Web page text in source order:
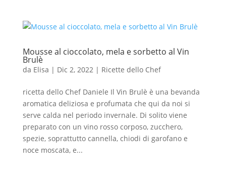
Mousse al cioccolato, mela e sorbetto al Vin
Brulè
da Elisa | Dic 2, 2022| Ricette dello Chef
ricetta dello Chef Daniele Il Vin Brulè è una bevanda
aromatica deliziosa e profumata che qui da noi si
serve calda nel periodo invernale. Di solito viene
preparato con un vino rosso corposo, zucchero,
spezie, soprattutto cannella, chiodi di garofano e
noce moscata, e...